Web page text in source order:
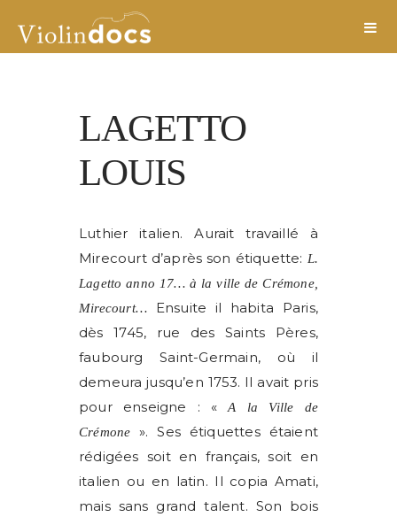
LAGETTO
LOUIS
Luthier italien. Aurait travaillé à
Mirecourt d’après son étiquette: L.
Lagetto anno 17… à la ville de Crémone,
Mirecourt… Ensuite il habita Paris,
dès 1745, rue des Saints Pères,
faubourg Saint-Germain, où il
demeura jusqu’en 1753. Il avait pris
pour enseigne : «A la Ville de
Crémone
». Ses étiquettes étaient
rédigées soit en français, soit en
italien ou en latin. Il copia Amati,
mais sans grand talent. Son bois